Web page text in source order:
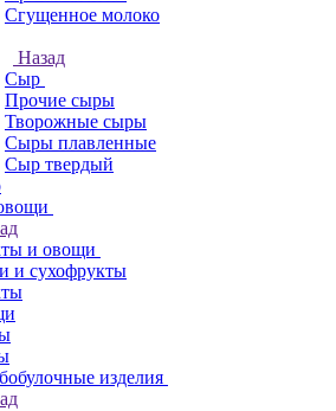
Сгущенное молоко
Назад
Сыр
Прочие сыры
Творожные сыры
Сыры плавленные
Сыр твердый
и овощи
и сухофрукты
изделия